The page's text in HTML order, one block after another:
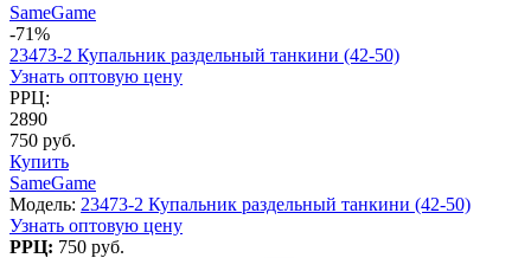
SameGame
-71%
23473-2 Купальник раздельный танкини (42-50)
Узнать оптовую цену
РРЦ:
2890
750 руб.
Купить
SameGame
Модель: 23473-2 Купальник раздельный танкини (42-50)
Узнать оптовую цену
РРЦ: 750 руб.